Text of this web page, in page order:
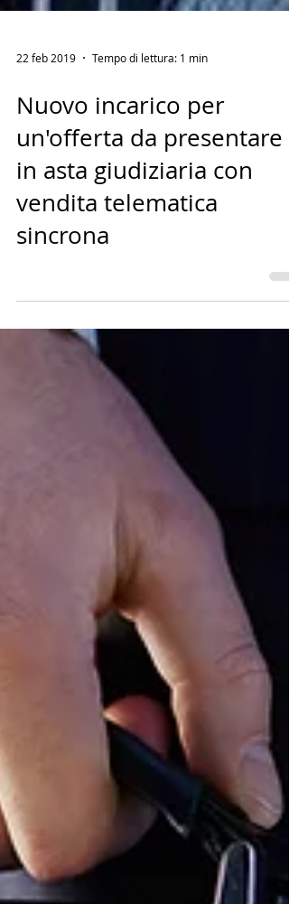
22 feb 2019 Tempo di lettura: 1 min
Nuovo incarico per
un'offerta da presentare
vendita telematica
sincrona